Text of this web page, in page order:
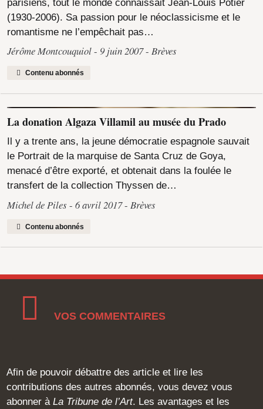
parisiens, tout le monde connaissait Jean-Louis Potier
(1930-2006). Sa passion pour le néoclassicisme et le
romantisme ne l’empêchait pas…
Jérôme Montcouquiol 9 juin 2007 Brèves
Contenu abonnés
La donation Algaza Villamil au musée du Prado
Il y a trente ans, la jeune démocratie espagnole sauvait
le Portrait de la marquise de Santa Cruz de Goya,
menacé d’être exporté, et obtenait dans la foulée le
transfert de la collection Thyssen de…
Michel de Piles 6 avril 2017 Brèves
Contenu abonnés
VOS COMMENTAIRES
Afin de pouvoir débattre des article et lire les
contributions des autres abonnés, vous devez vous
abonner àLa Tribune de l’Art. Les avantages et les